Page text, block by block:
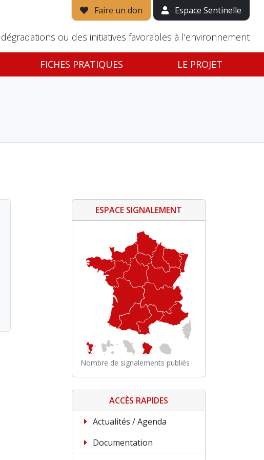
Faire un don Espace Sentinelle
ou des initiatives favorables à l'environnement
FICHES PRATIQUES LE PROJET
ESPACE SIGNALEMENT
Nombre de signalements publiés
ACCÈS RAPIDES
Actualités / Agenda
Documentation